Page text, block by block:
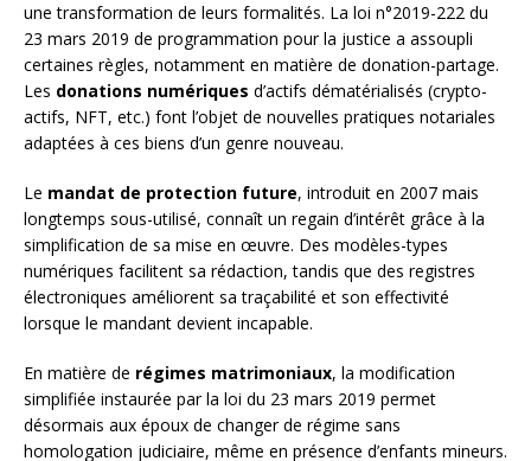
une transformation de leurs formalités. La loi n°2019-222 du
23 mars 2019 de programmation pour la justice a assoupli
certaines règles, notamment en matière de donation-partage.
Les donations numériques d’actifs dématérialisés (crypto-
actifs, NFT, etc.) font l’objet de nouvelles pratiques notariales
adaptées à ces biens d’un genre nouveau.
Le mandat de protection future, introduit en 2007 mais
longtemps sous-utilisé, connaît un regain d’intérêt grâce à la
simplification de sa mise en œuvre. Des modèles-types
numériques facilitent sa rédaction, tandis que des registres
électroniques améliorent sa traçabilité et son effectivité
lorsque le mandant devient incapable.
En matière de régimes matrimoniaux, la modification
simplifiée instaurée par la loi du 23 mars 2019 permet
désormais aux époux de changer de régime sans
homologation judiciaire, même en présence d’enfants mineurs.